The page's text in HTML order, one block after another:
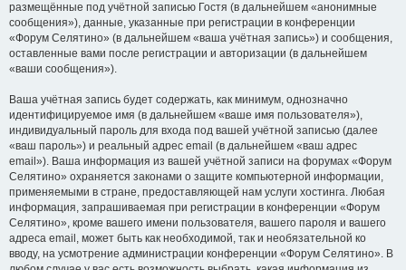
размещённые под учётной записью Гостя (в дальнейшем «анонимные
сообщения»), данные, указанные при регистрации в конференции
«Форум Селятино» (в дальнейшем «ваша учётная запись») и сообщения,
оставленные вами после регистрации и авторизации (в дальнейшем
«ваши сообщения»).
Ваша учётная запись будет содержать, как минимум, однозначно
идентифицируемое имя (в дальнейшем «ваше имя пользователя»),
индивидуальный пароль для входа под вашей учётной записью (далее
«ваш пароль») и реальный адрес email (в дальнейшем «ваш адрес
email»). Ваша информация из вашей учётной записи на форумах «Форум
Селятино» охраняется законами о защите компьютерной информации,
применяемыми в стране, предоставляющей нам услуги хостинга. Любая
информация, запрашиваемая при регистрации в конференции «Форум
Селятино», кроме вашего имени пользователя, вашего пароля и вашего
адреса email, может быть как необходимой, так и необязательной ко
вводу, на усмотрение администрации конференции «Форум Селятино». В